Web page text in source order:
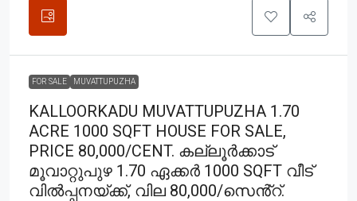
FOR SALE MUVATTUPUZHA
KALLOORKADU MUVATTUPUZHA 1.70
ACRE 1000 SQFT HOUSE FOR SALE,
PRICE 80,000/CENT. കല്ലൂർക്കാട്
മൂവാറ്റുപുഴ 1.70 ഏക്കർ 1000 SQFT വീട്
വിൽപ്പനയ്ക്ക്, വില 80,000/സെൻ്റ്.